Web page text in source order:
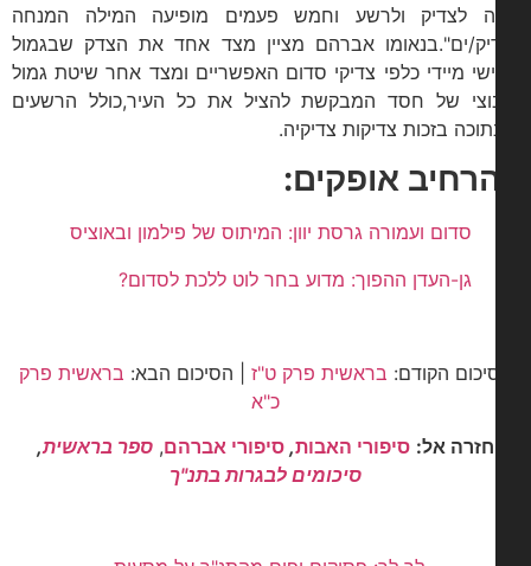
לצדיק ולרשע וחמש פעמים מופיעה המילה המנחה
ים".בנאומו אברהם מציין מצד אחד את הצדק שבגמול
מיידי כלפי צדיקי סדום האפשריים ומצד אחר שיטת גמול
של חסד המבקשת להציל את כל העיר,כולל הרשעים
בזכות צדיקות צדיקיה.
אופקים:
סדום ועמורה גרסת יוון: המיתוס של פילמון ובאוציס
גן-העדן ההפוך: מדוע בחר לוט ללכת לסדום?
הקודם:בראשית פרק ט"ז| הסיכום הבא:בראשית פרק
חזרה אל: סיפורי האבות,סיפורי אברהם,ספר בראשית,
סיכומים לבגרות בתנ"ך